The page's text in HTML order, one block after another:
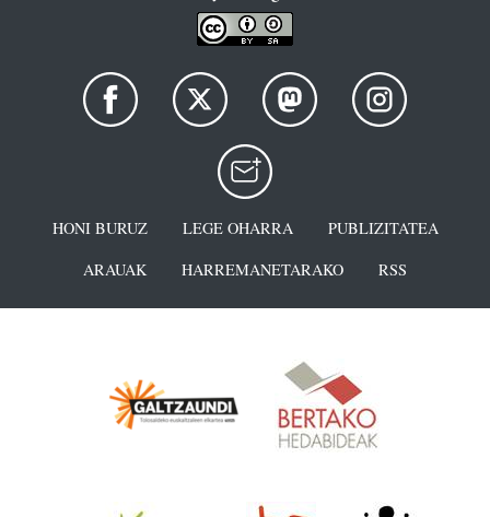
HONI BURUZ LEGE OHARRA
PUBLIZITATEA
ARAUAK
HARREMANETARAKO RSS